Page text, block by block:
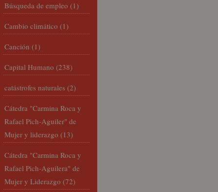
Búsqueda de empleo (1)
Cambio climático (1)
Canción (1)
Capital Humano (238)
catástrofes naturales (2)
Cátedra "Carmina Roca y
Rafael Pich-Aguiler" de
Mujer y liderazgo (13)
Cátedra "Carmina Roca y
Rafael Pich-Aguilera" de
Mujer y Liderazgo (72)